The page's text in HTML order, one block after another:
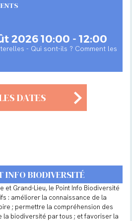
2026 10:00 - 12:00
- Qui sont-ils ? Comment les
DATES
INFO BIODIVERSITÉ
et Grand-Lieu, le Point Info Biodiversité
: améliorer la connaissance de la
; permettre la compréhension des
la biodiversité par tous ; et favoriser la